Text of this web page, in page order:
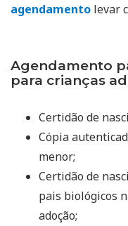
agendamento levar
Agendamento
para crianças
Certidão de
Cópia
menor;
Certidão de
pais biológicos
adoção;